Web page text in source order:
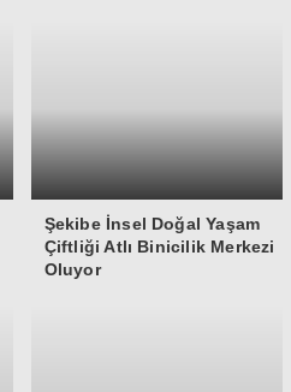
Şekibe İnsel Doğal Yaşam
Çiftliği Atlı Binicilik Merkezi
Oluyor